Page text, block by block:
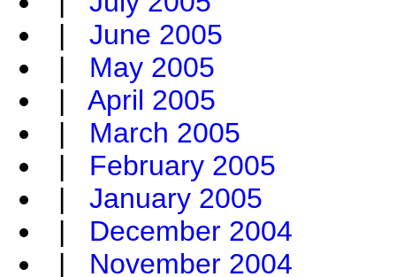
| June 2005
| May 2005
| April 2005
| March 2005
| February 2005
| January 2005
| December 2004
| November 2004